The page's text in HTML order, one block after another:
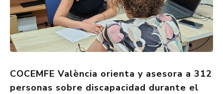
COCEMFE València orienta y asesora a 312
personas sobre discapacidad durante el